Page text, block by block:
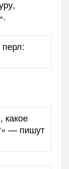
какое
— пишут